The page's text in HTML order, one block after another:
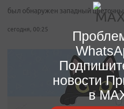
был обнаружен западный
сегодня, 00:25
новости
в